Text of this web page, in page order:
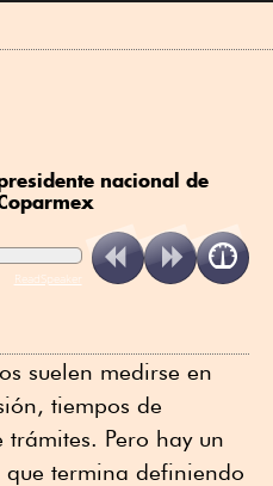
nacional de
ReadSpeaker
suelen medirse en
tiempos de
trámites. Pero hay un
termina definiendo